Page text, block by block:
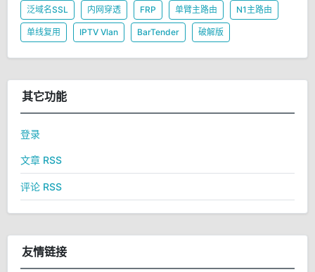
泛域名SSL 内网穿透 FRP 单臂主路由 N1主路由
单线复用 IPTV Vlan BarTender 破解版
其它功能
登录
文章 RSS
评论 RSS
友情链接